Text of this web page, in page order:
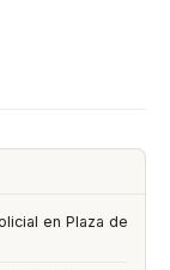
en Plaza de